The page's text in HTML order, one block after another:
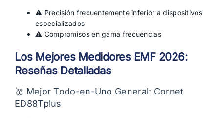
⚠️ Precisión frecuentemente inferior a dispositivos
especializados
⚠️ Compromisos en gama frecuencias
Los Mejores Medidores EMF 2026:
Reseñas Detalladas
🥇 Mejor Todo-en-Uno General: Cornet
ED88Tplus